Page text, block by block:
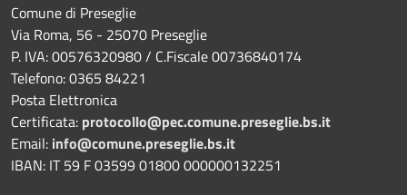
Comune di Preseglie
Via Roma, 56 - 25070 Preseglie
P. IVA: 00576320980 / C.Fiscale 00736840174
Telefono: 0365 84221
Posta Elettronica
Certificata: protocollo@pec.comune.preseglie.bs.it
Email: info@comune.preseglie.bs.it
IBAN: IT 59 F 03599 01800 000000132251